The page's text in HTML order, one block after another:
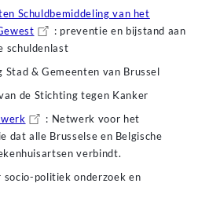
Schuldbemiddeling van het
: preventie en bijstand aan
schuldenlast
Stad & Gemeenten van Brussel
de Stichting tegen Kanker
: Netwerk voor het
dat alle Brusselse en Belgische
verbindt.
socio-politiek onderzoek en